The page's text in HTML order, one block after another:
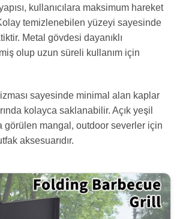
kullanıcılara maksimum hareket
temizlenebilen yüzeyi sayesinde
Metal gövdesi dayanıklı
olup uzun süreli kullanım için
sayesinde minimal alan kaplar
kolayca saklanabilir. Açık yeşil
görülen mangal, outdoor severler için
aksesuarıdır.